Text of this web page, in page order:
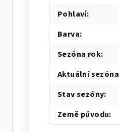
Pohlaví:
Barva:
Sezóna rok:
Aktuální sezóna
Stav sezóny:
Země původu: